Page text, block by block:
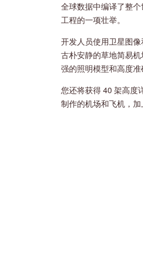
全球数据中编译了整
工程的一项壮举。
开发人员使用卫星图
古朴安静的草地简易
强的照明模型和高度准
您还将获得 40 架高度
制作的机场和飞机，